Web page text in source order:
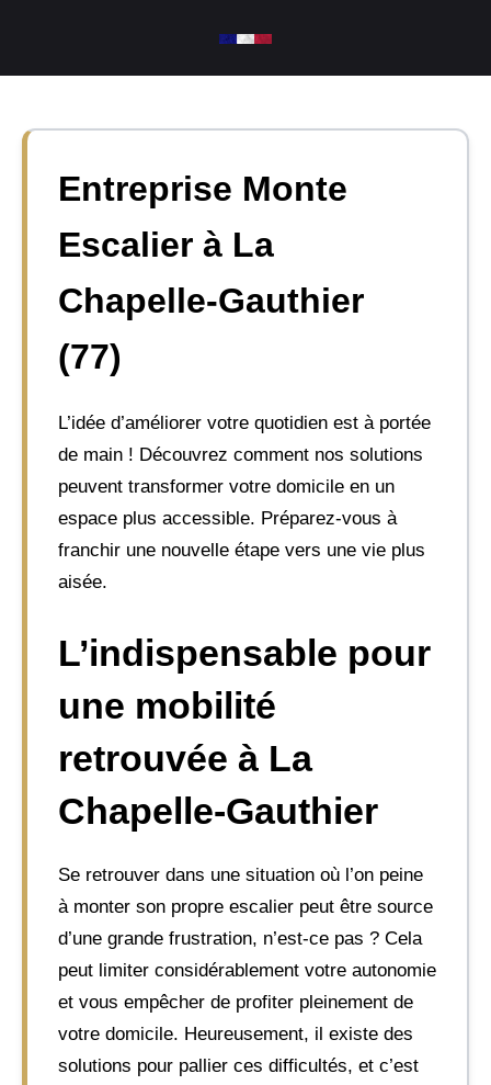
contenu
Entreprise Monte
Escalier à La
Chapelle-Gauthier
(77)
L’idée d’améliorer votre quotidien est à portée
de main ! Découvrez comment nos solutions
peuvent transformer votre domicile en un
espace plus accessible. Préparez-vous à
franchir une nouvelle étape vers une vie plus
aisée.
L’indispensable pour
une mobilité
retrouvée à La
Chapelle-Gauthier
Se retrouver dans une situation où l’on peine
à monter son propre escalier peut être source
d’une grande frustration, n’est-ce pas ? Cela
peut limiter considérablement votre autonomie
et vous empêcher de profiter pleinement de
votre domicile. Heureusement, il existe des
solutions pour pallier ces difficultés, et c’est